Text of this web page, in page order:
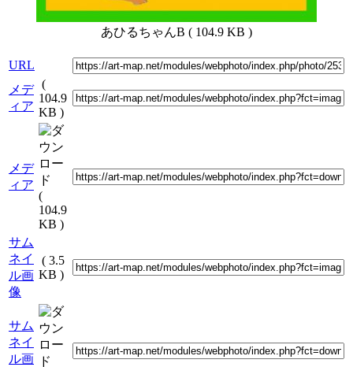
あひるちゃんB ( 104.9 KB )
URL
メデ
ィア
(
104.9
KB )
メデ
ィア
(
104.9
KB )
サム
ネイ
ル画
像
( 3.5
KB )
サム
ネイ
ル画